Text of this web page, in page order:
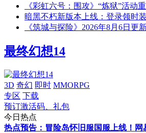
《彩虹六号：围攻》“炼狱”活动
暗黑不朽新版本上线：登录领时
《筑城与探险》2026年8月6日更
最终幻想14
3D 奇幻 即时 MMORPG
专区 下载
预订激活码、礼包
今日热点
热点预告：冒险岛怀旧服国服上线！网